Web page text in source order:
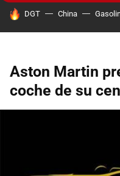
HOY SE HABLA DE
DGT China
Aston Martin
coche de su